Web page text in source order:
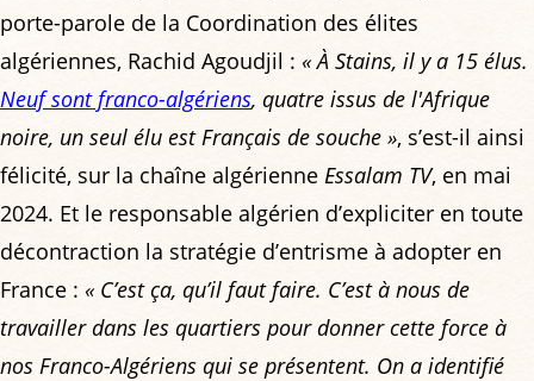
porte-parole de la Coordination des élites
algériennes, Rachid Agoudjil : « À Stains, il y a 15 élus.
Neuf sont franco-algériens, quatre issus de l'Afrique
noire, un seul élu est Français de souche », s’est-il ainsi
félicité, sur la chaîne algérienne Essalam TV, en mai
2024. Et le responsable algérien d’expliciter en toute
décontraction la stratégie d’entrisme à adopter en
France : « C’est ça, qu’il faut faire. C’est à nous de
travailler dans les quartiers pour donner cette force à
nos Franco-Algériens qui se présentent. On a identifié